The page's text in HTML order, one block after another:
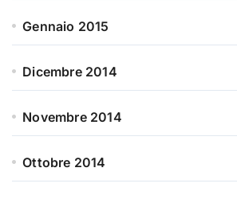
Gennaio 2015
Dicembre 2014
Novembre 2014
Ottobre 2014